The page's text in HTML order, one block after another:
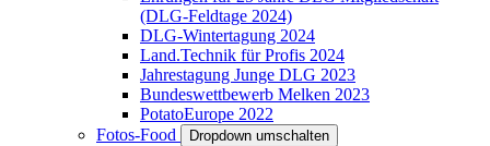
(DLG-Feldtage 2024)
DLG-Wintertagung 2024
Land.Technik für Profis 2024
Jahrestagung Junge DLG 2023
Bundeswettbewerb Melken 2023
PotatoEurope 2022
Fotos-Food
Dropdown umschalten